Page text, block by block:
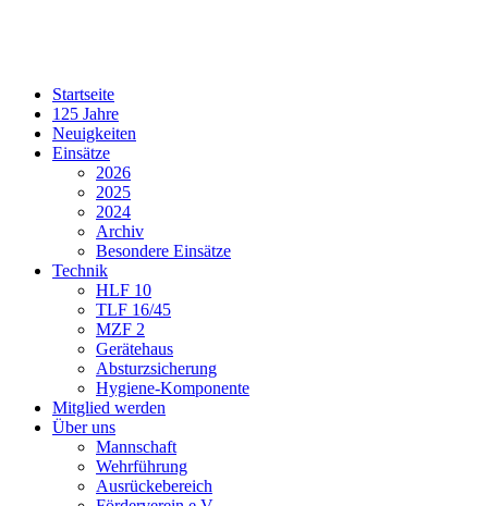
Startseite
125 Jahre
Neuigkeiten
Einsätze
2026
2025
2024
Archiv
Besondere Einsätze
Technik
HLF 10
TLF 16/45
MZF 2
Gerätehaus
Absturzsicherung
Hygiene-Komponente
Mitglied werden
Über uns
Mannschaft
Wehrführung
Ausrückebereich